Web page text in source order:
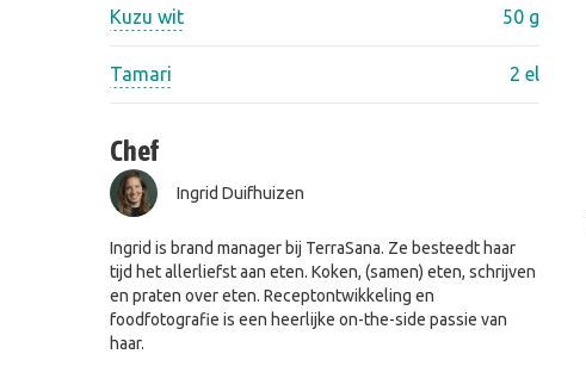
Kuzu wit 50 g
Tamari 2 el
Chef
Ingrid Duifhuizen
Ingrid is brand manager bij TerraSana. Ze besteedt haar
tijd het allerliefst aan eten. Koken, (samen) eten, schrijven
en praten over eten. Receptontwikkeling en
foodfotografie is een heerlijke on-the-side passie van
haar.